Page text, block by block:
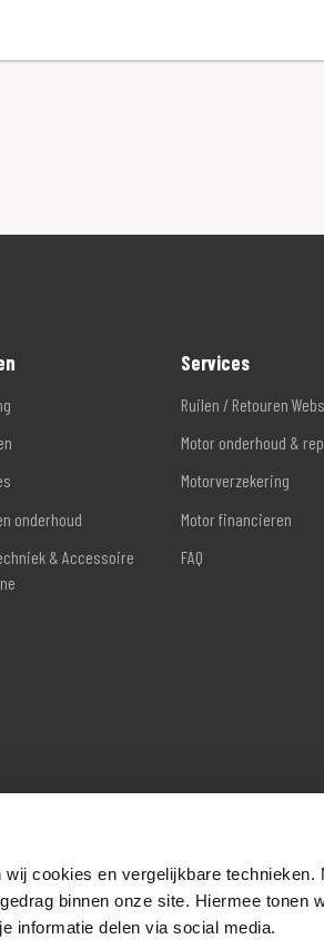
cookies en vergelijkbare technieken.
binnen onze site. Hiermee tonen
informatie delen via social media.
onderhoud
& Accessoire
Services
Ruilen / Retouren
Motor onderhoud &
Motorverzekering
Motor financieren
FAQ